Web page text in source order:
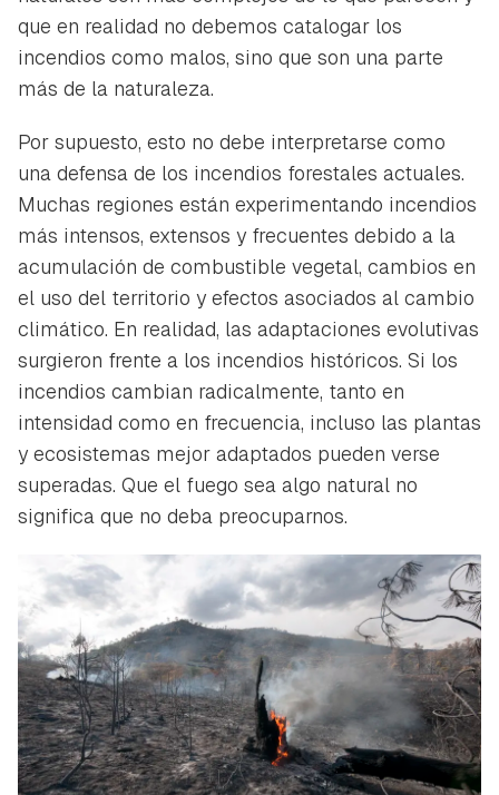
que en realidad no debemos catalogar los
incendios como malos, sino que son una parte
más de la naturaleza.
Por supuesto, esto no debe interpretarse como
una defensa de los incendios forestales actuales.
Muchas regiones están experimentando incendios
más intensos, extensos y frecuentes debido a la
acumulación de combustible vegetal, cambios en
el uso del territorio y efectos asociados al cambio
climático. En realidad, las adaptaciones evolutivas
surgieron frente a los incendios históricos. Si los
incendios cambian radicalmente, tanto en
intensidad como en frecuencia, incluso las plantas
y ecosistemas mejor adaptados pueden verse
superadas. Que el fuego sea algo natural no
significa que no deba preocuparnos.